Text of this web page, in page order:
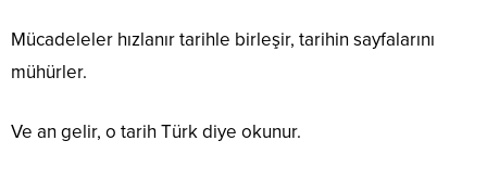
Mücadeleler hızlanır tarihle birleşir, tarihin sayfalarını
mühürler.
Ve an gelir, o tarih Türk diye okunur.